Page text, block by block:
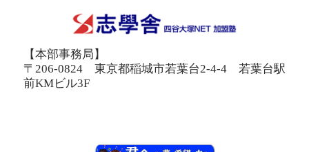
【本部事務局】
〒206-0824 東京都稲城市若葉台2-4-4 若葉台駅
前KMビル3F